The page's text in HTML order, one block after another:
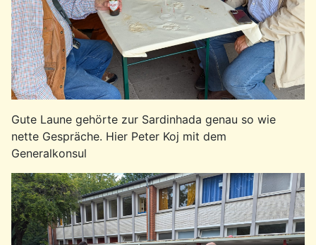
Gute Laune gehörte zur Sardinhada genau so wie
nette Gespräche. Hier Peter Koj mit dem
Generalkonsul